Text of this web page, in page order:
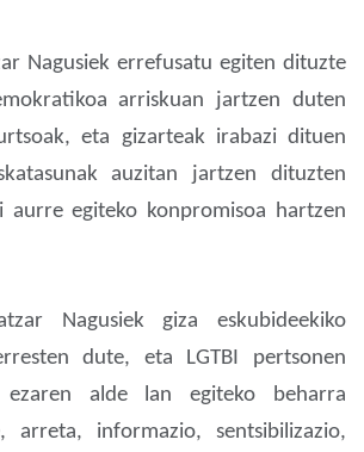
Nagusiek errefusatu egiten dituzte
arriskuan jartzen duten
eta gizarteak irabazi dituen
auzitan jartzen dituzten
aurre egiteko konpromisoa hartzen
Nagusiek giza eskubideekiko
dute, eta LGTBI pertsonen
ezaren alde lan egiteko beharra
arreta, informazio, sentsibilizazio,